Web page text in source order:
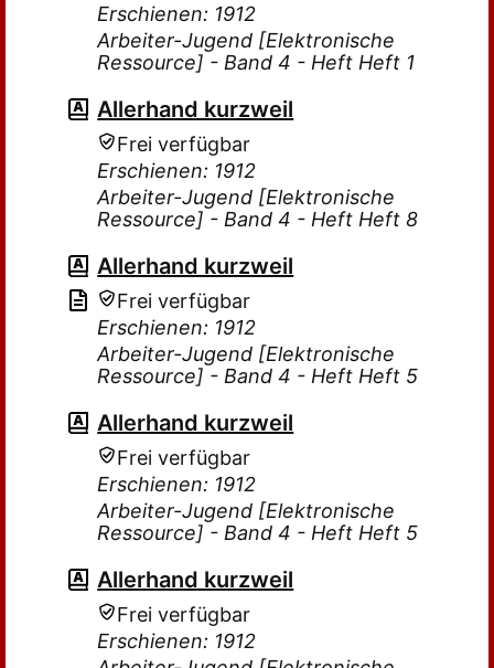
Erschienen: 1912
Arbeiter-Jugend [Elektronische
Ressource] - Band 4 - Heft Heft 1
Allerhand kurzweil
Frei verfügbar
Erschienen: 1912
Arbeiter-Jugend [Elektronische
Ressource] - Band 4 - Heft Heft 8
Allerhand kurzweil
Frei verfügbar
Erschienen: 1912
Arbeiter-Jugend [Elektronische
Ressource] - Band 4 - Heft Heft 5
Allerhand kurzweil
Frei verfügbar
Erschienen: 1912
Arbeiter-Jugend [Elektronische
Ressource] - Band 4 - Heft Heft 5
Allerhand kurzweil
Frei verfügbar
Erschienen: 1912